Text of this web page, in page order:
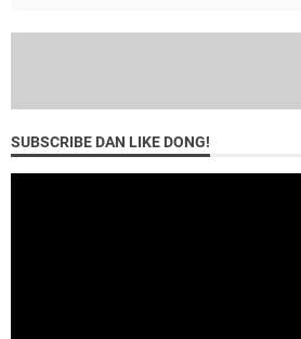
SUBSCRIBE DAN LIKE DONG!